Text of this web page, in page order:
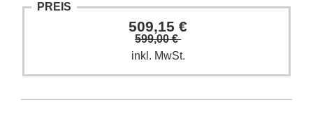
PREIS
509,15 €
599,00 €
inkl. MwSt.